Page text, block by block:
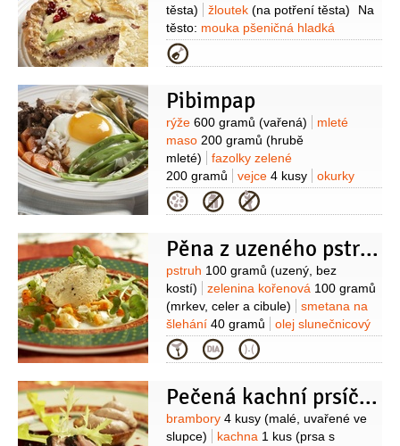
těsta)
žloutek (na potření těsta)
Na
těsto: mouka pšeničná hladká
230 gramů
2 lžíce
kypřící prášek do pečiva
500 gramů
brusinky
200 gramů
mrkev 1 kus (oloupaná,
menší )
cibule
1 kus
(střední)
smetana na vaření
1,3 decilitru
(12% tuku)
mandle
30 gramů
brandy1/4decilitru (nebo
shery)
tymián1 špetka
Kategorie
Pibimpap
Suroviny
rýže 600 gramů (vařená)
mleté
maso 200 gramů (hrubě
mleté)
fazolky zelené
200 gramů
vejce 4 kusy
okurky
150 gramů
(nebo ředkev)
3 kusy
cibulka jarní1 kus
mrkev
Kategorie
Pěna z uzeného pstruha
Suroviny
pstruh 100 gramů (uzený, bez
kostí)
zelenina kořenová 100 gramů
(mrkev, celer a cibule)
smetana na
šlehání 40 gramů
olej slunečnicový
3 lžíce
ocet2 lžíce
chuti)
pepř(mletý) sůl
salát zelený
Kategorie
Pečená kachní prsíčka
Suroviny
brambory 4 kusy (malé, uvařené ve
slupce)
kachna 1 kus (prsa s